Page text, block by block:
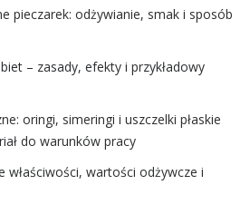
pieczarek: odżywianie, smak i sposób
– zasady, efekty i przykładowy
oringi, simeringi i uszczelki płaskie
do warunków pracy
właściwości, wartości odżywcze i